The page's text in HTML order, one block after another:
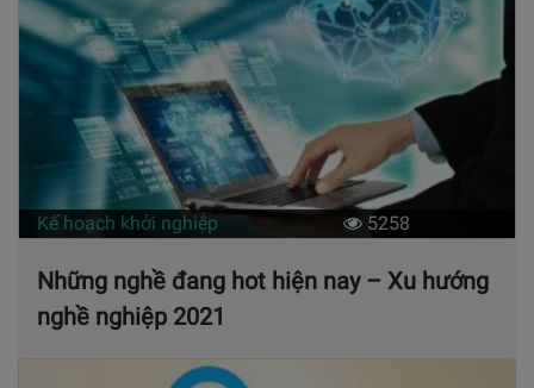
Kế hoạch khởi nghiệp 5258
Những nghề đang hot hiện nay – Xu hướng
nghề nghiệp 2021